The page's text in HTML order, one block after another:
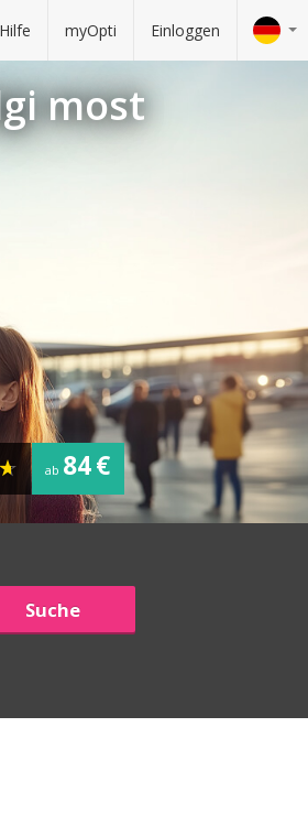
Hilfe myOpti Einloggen
most
ab 84 €